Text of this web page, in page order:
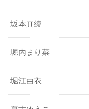
坂本真綾
堀内まり菜
堀江由衣